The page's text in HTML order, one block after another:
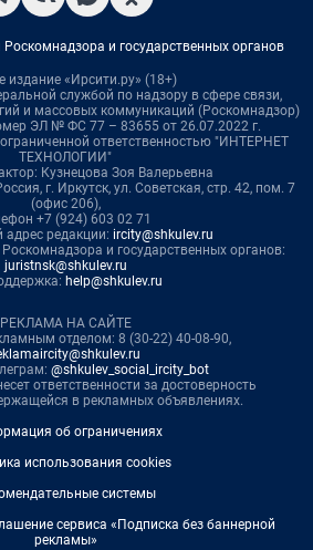
и государственных органов
издание «Ирсити.ру» (18+)
службой по надзору в сфере связи,
и массовых коммуникаций (Роскомнадзор)
ЭЛ № ФС 77 – 83655 от 26.07.2022 г.
ответственностью "ИНТЕРНЕТ
ТЕХНОЛОГИИ"
Кузнецова Зоя Валерьевна
г. Иркутск, ул. Советская, стр. 42, пом. 7
(офис 206),
+7 (924) 603 02 71
адрес редакции: ircity@shkulev.ru
и государственных органов:
juristnsk@shkulev.ru
help@shkulev.ru
РЕКЛАМА НА САЙТЕ
отделом: 8 (30-22) 40-08-90,
@shkulev_social_ircity_bot
ответственности за достоверность
в рекламных объявлениях.
об ограничениях
использования cookies
системы
сервиса «Подписка без баннерной
рекламы»